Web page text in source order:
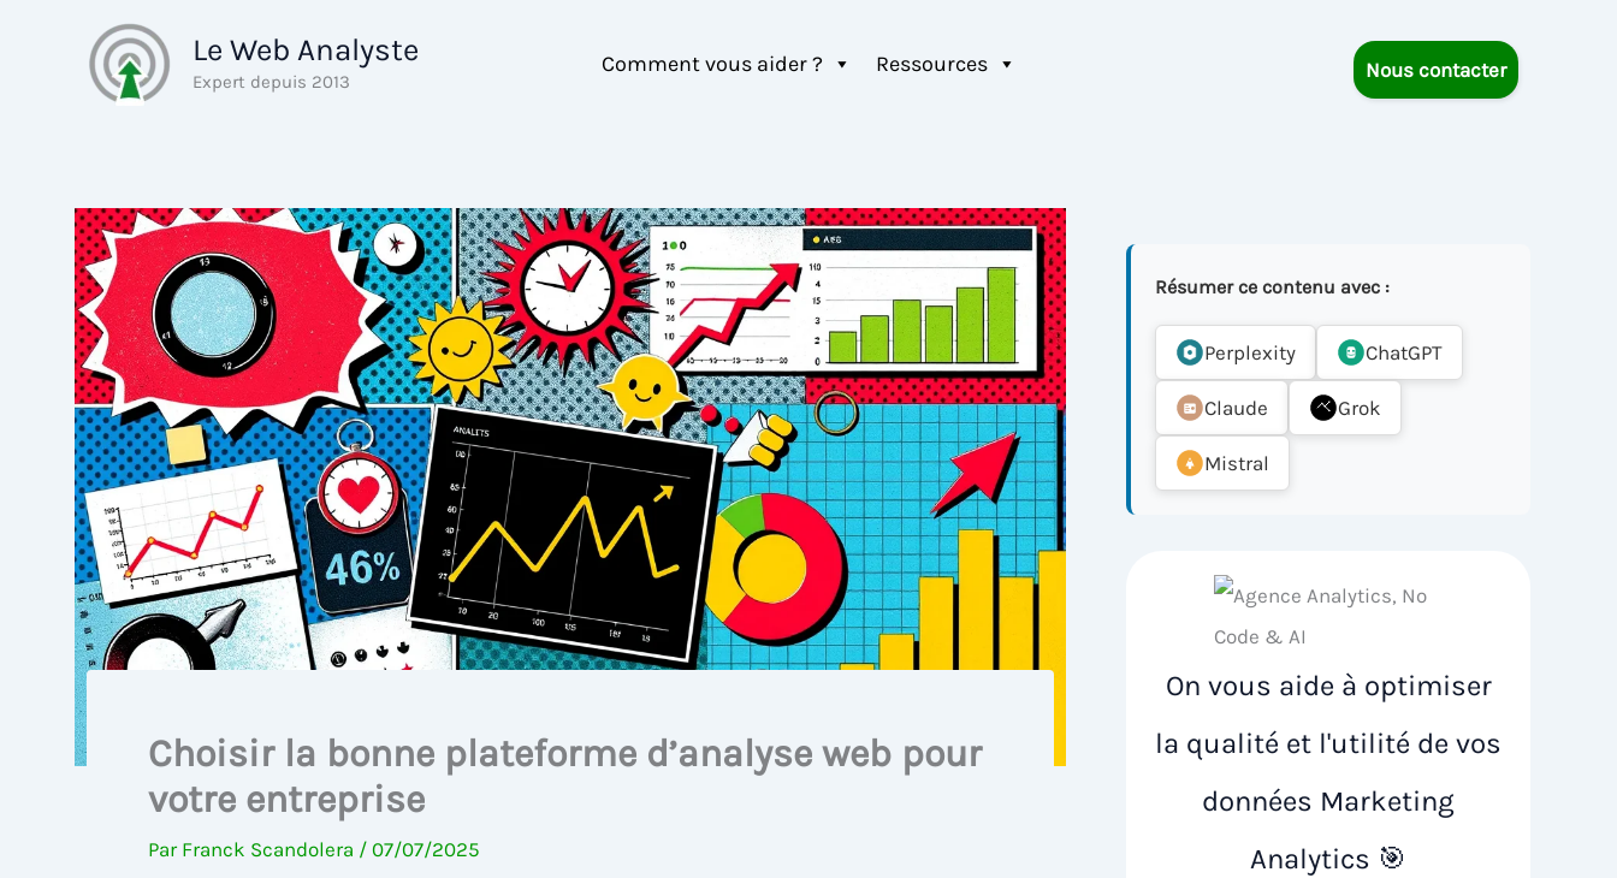
Le Web Analyste
Expert depuis 2013
Comment vous aider ? Ressources Nous contacter
Choisir la bonne plateforme d’analyse web pour
votre entreprise
Par Franck Scandolera / 07/07/2025
Résumer ce contenu avec :
Perplexity ChatGPT
Claude Grok
Mistral
On vous aide à optimiser
la qualité et l'utilité de vos
données Marketing
Analytics 🎯